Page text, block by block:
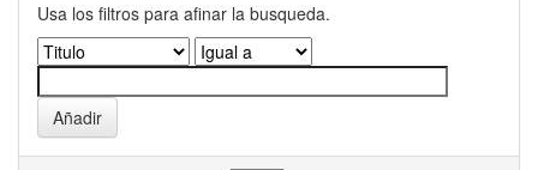
Usa los filtros para afinar la busqueda.